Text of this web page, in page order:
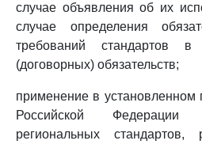
случае объявления об их
случае определения
требований стандартов в
(договорных) обязательств;
применение в установленном
Российской
региональных стандартов,